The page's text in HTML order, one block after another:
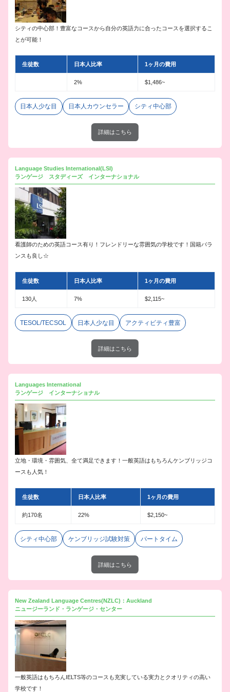
シティの中心部！豊富なコースから自分の英語力に合ったコースを選択するこ
とが可能！
生徒数 日本人比率 1ヶ月の費用
2% $1,486~
日本人少な目 日本人カウンセラー シティ中心部
詳細はこちら
Language Studies International(LSI)
ランゲージ スタディーズ インターナショナル
看護師のための英語コース有り！フレンドリーな雰囲気の学校です！国籍バラ
ンスも良し☆
生徒数 日本人比率 1ヶ月の費用
130人 7% $2,115~
TESOL/TECSOL 日本人少な目 アクティビティ豊富
詳細はこちら
Languages International
ランゲージ インターナショナル
立地・環境・雰囲気、全て満足できます！一般英語はもちろんケンブリッジコ
ースも人気！
生徒数 日本人比率 1ヶ月の費用
約170名 22% $2,150~
シティ中心部 ケンブリッジ試験対策 パートタイム
詳細はこちら
New Zealand Language Centres(NZLC)：Auckland
ニュージーランド・ランゲージ・センター
一般英語はもちろんIELTS等のコースも充実している実力とクオリティの高い
学校です！